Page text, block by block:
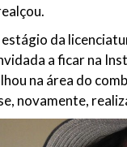
da
a ficar na
na área do
novamente,